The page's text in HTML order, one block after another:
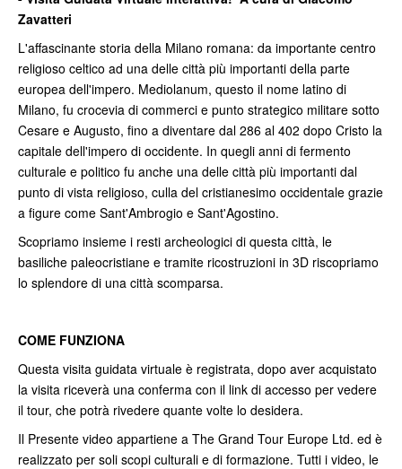
Zavatteri
L'affascinante storia della Milano romana: da importante centro
religioso celtico ad una delle città più importanti della parte
europea dell'impero. Mediolanum, questo il nome latino di
Milano, fu crocevia di commerci e punto strategico militare sotto
Cesare e Augusto, fino a diventare dal 286 al 402 dopo Cristo la
capitale dell'impero di occidente. In quegli anni di fermento
culturale e politico fu anche una delle città più importanti dal
punto di vista religioso, culla del cristianesimo occidentale grazie
a figure come Sant'Ambrogio e Sant'Agostino.
Scopriamo insieme i resti archeologici di questa città, le
basiliche paleocristiane e tramite ricostruzioni in 3D riscopriamo
lo splendore di una città scomparsa.
COME FUNZIONA
Questa visita guidata virtuale è registrata, dopo aver acquistato
la visita riceverà una conferma con il link di accesso per vedere
il tour, che potrà rivedere quante volte lo desidera.
Il Presente video appartiene a The Grand Tour Europe Ltd. ed è
realizzato per soli scopi culturali e di formazione. Tutti i video, le